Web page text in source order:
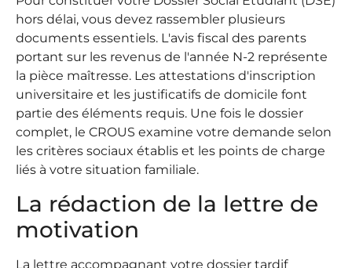
hors délai, vous devez rassembler plusieurs
documents essentiels. L'avis fiscal des parents
portant sur les revenus de l'année N-2 représente
la pièce maîtresse. Les attestations d'inscription
universitaire et les justificatifs de domicile font
partie des éléments requis. Une fois le dossier
complet, le CROUS examine votre demande selon
les critères sociaux établis et les points de charge
liés à votre situation familiale.
La rédaction de la lettre de
motivation
La lettre accompagnant votre dossier tardif